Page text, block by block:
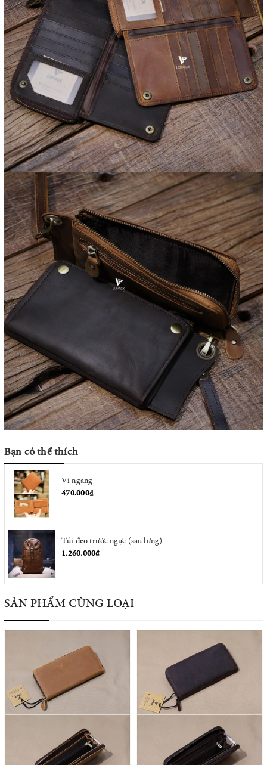
Bạn có thể thích
Ví ngang
470.000₫
Túi đeo trước ngực (sau lưng)
1.260.000₫
SẢN PHẨM CÙNG LOẠI